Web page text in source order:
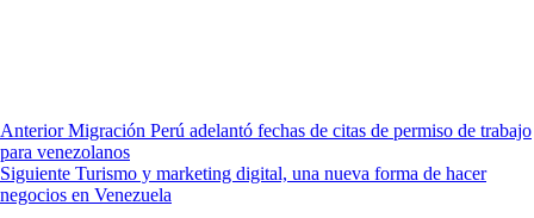
Anterior Migración Perú adelantó fechas de citas de permiso de trabajo
para venezolanos
Siguiente Turismo y marketing digital, una nueva forma de hacer
negocios en Venezuela